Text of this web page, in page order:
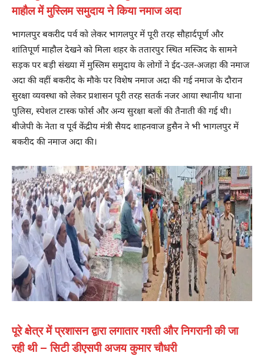
माहौल में मुस्लिम समुदाय ने किया नमाज अदा
भागलपुर बकरीद पर्व को लेकर भागलपुर में पूरी तरह सौहार्दपूर्ण और
शांतिपूर्ण माहौल देखने को मिला शहर के ततारपुर स्थित मस्जिद के सामने
सड़क पर बड़ी संख्या में मुस्लिम समुदाय के लोगों ने ईद-उल-अजहा की नमाज
अदा की वहीं बकरीद के मौके पर विशेष नमाज अदा की गई नमाज के दौरान
सुरक्षा व्यवस्था को लेकर प्रशासन पूरी तरह सतर्क नजर आया स्थानीय थाना
पुलिस, स्पेशल टास्क फोर्स और अन्य सुरक्षा बलों की तैनाती की गई थी।
बीजेपी के नेता व पूर्व केंद्रीय मंत्री सैयद शाहनवाज हुसैन ने भी भागलपुर में
बकरीद की नमाज अदा की।
पूरे क्षेत्र में प्रशासन द्वारा लगातार गश्ती और निगरानी की जा
रही थी – सिटी डीएसपी अजय कुमार चौधरी